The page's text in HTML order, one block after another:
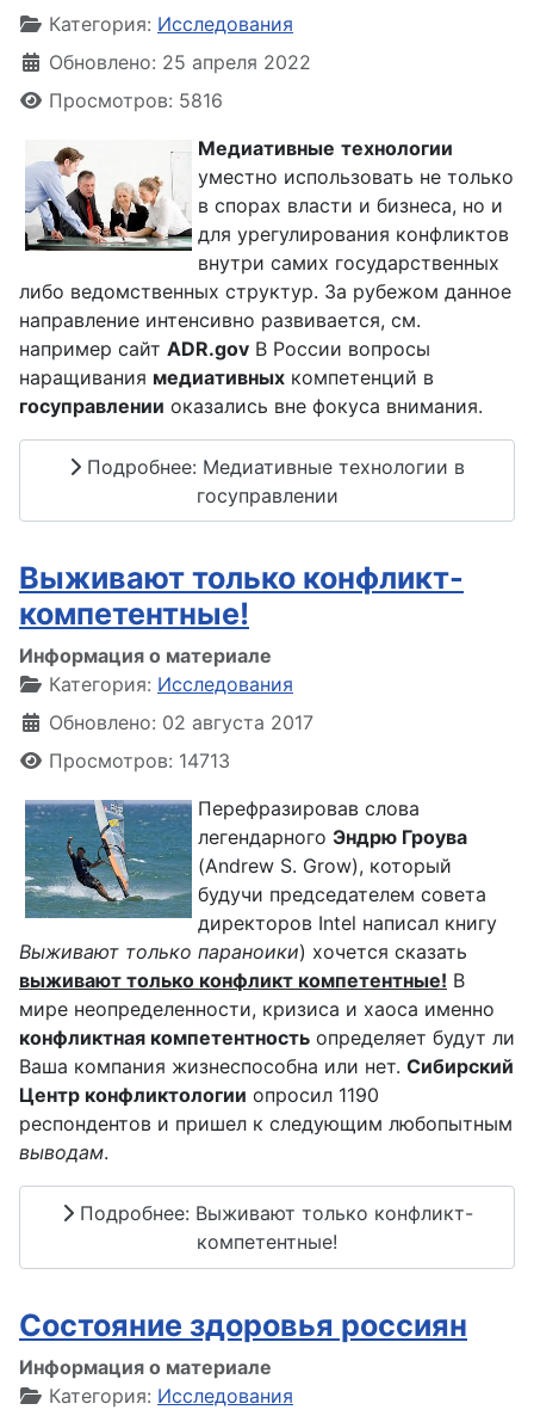
Категория: Исследования
Обновлено: 25 апреля 2022
Просмотров: 5816
Медиативные технологии
уместно использовать не только
в спорах власти и бизнеса, но и
для урегулирования конфликтов
внутри самих государственных
либо ведомственных структур. За рубежом данное
направление интенсивно развивается, см.
например сайт ADR.gov В России вопросы
наращивания медиативных компетенций в
госуправлении оказались вне фокуса внимания.
Подробнее: Медиативные технологии в
госуправлении
Выживают только конфликт-
компетентные!
Информация о материале
Категория: Исследования
Обновлено: 02 августа 2017
Просмотров: 14713
Перефразировав слова
легендарного Эндрю Гроува
(Andrew S. Grow), который
будучи председателем совета
директоров Intel написал книгу
Выживают только параноики) хочется сказать
выживают только конфликт компетентные! В
мире неопределенности, кризиса и хаоса именно
конфликтная компетентность определяет будут ли
Ваша компания жизнеспособна или нет. Сибирский
Центр конфликтологии опросил 1190
респондентов и пришел к следующим любопытным
выводам.
Подробнее: Выживают только конфликт-
компетентные!
Состояние здоровья россиян
Информация о материале
Категория: Исследования